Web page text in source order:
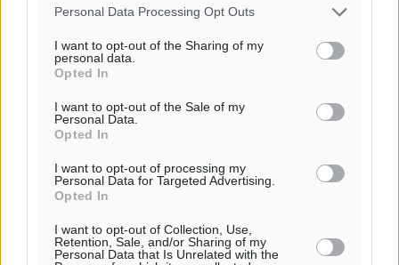
Personal Data Processing Opt Outs
I want to opt-out of the Sharing of my
personal data.
Opted In
I want to opt-out of the Sale of my
Personal Data.
Opted In
I want to opt-out of processing my
Personal Data for Targeted Advertising.
Opted In
I want to opt-out of Collection, Use,
Retention, Sale, and/or Sharing of my
Personal Data that Is Unrelated with the
Στη Λέρο ο πρόεδρος του ΠΑΣΟΚ Νίκος Ανδρουλάκης
Στα 2-2,35 GW ο στόχος για τα πρώτα υπεράκτια
αιολικά πάρκα που θα λειτουργήσουν στη χώρα μας
Ειδήσεις• πριν 2 ώρες
Η Ελλάδα κρατά το τουριστικό momentum, παρά τις
γεωπολιτικές αναταράξεις